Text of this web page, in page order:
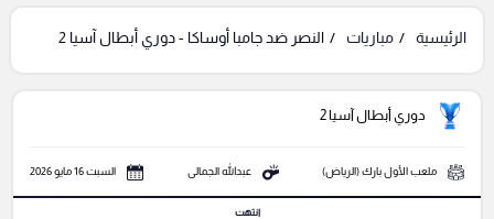
الرئيسية مباريات النصر ضد جامبا أوساكا - دوري أبطال آسيا 2
دوري أبطال آسيا 2
ملعب الأول بارك (الرياض) عبدالله الجمالى السبت 16 مايو 2026
انتهت